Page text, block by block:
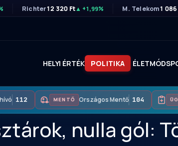
Richter12 320 Ft▲ +1,99% M. Telekom1
HELYI ÉRTÉK POLITIKA ÉLETMÓD
112 MENTŐ Országos Mentő 104
nulla gól: